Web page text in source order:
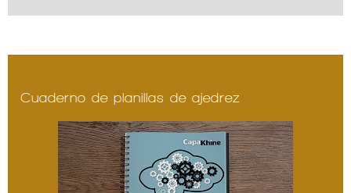
Cuaderno de planillas de ajedrez